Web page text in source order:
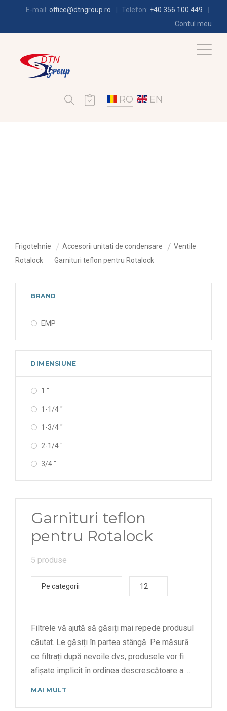
E-mail: office@dtngroup.ro Telefon: +40 356 100 449
Contul meu
RO EN
Frigotehnie Accesorii unitati de condensare
Ventile
Rotalock
Garnituri teflon pentru Rotalock
BRAND
EMP
DIMENSIUNE
1 "
1-1/4 "
1-3/4 "
2-1/4 "
3/4 "
Garnituri teflon
pentru Rotalock
5 produse
Pe categorii 12
Filtrele vă ajută să găsiți mai repede produsul
căutat. Le găsiți în partea stângă. Pe măsură
ce filtrați după nevoile dvs, produsele vor fi
afișate implicit în ordinea descrescătoare a
MAI MULT